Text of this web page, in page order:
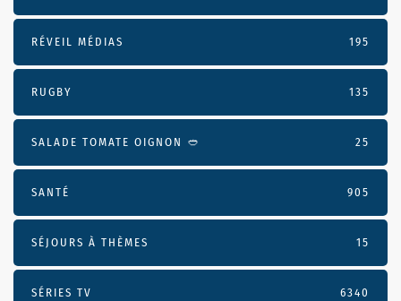
RÉVEIL MÉDIAS 195
RUGBY 135
SALADE TOMATE OIGNON 🥙 25
SANTÉ 905
SÉJOURS À THÈMES 15
SÉRIES TV 6340